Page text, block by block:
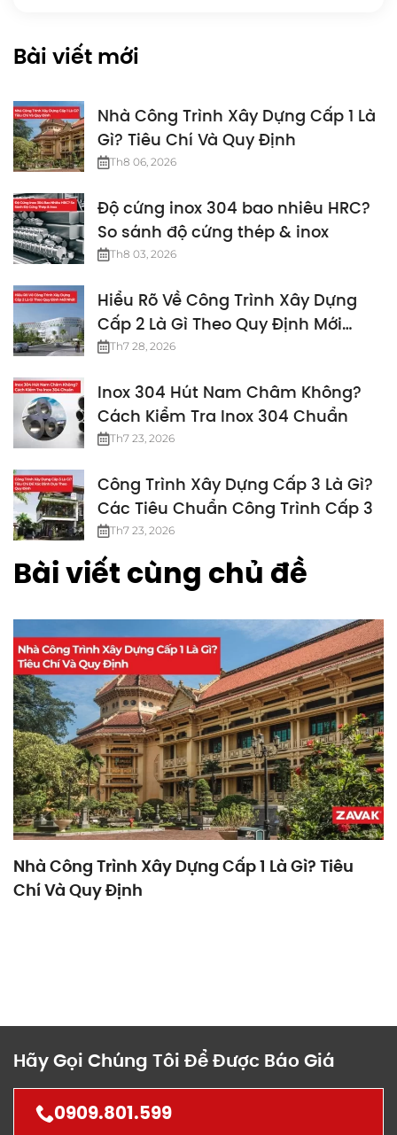
Bài viết mới
Nhà Công Trình Xây Dựng Cấp 1 Là
Gì? Tiêu Chí Và Quy Định
Th8 06, 2026
Độ cứng inox 304 bao nhiêu HRC?
So sánh độ cứng thép & inox
Th8 03, 2026
Hiểu Rõ Về Công Trình Xây Dựng
Cấp 2 Là Gì Theo Quy Định Mới
Nhất
Th7 28, 2026
Inox 304 Hút Nam Châm Không?
Cách Kiểm Tra Inox 304 Chuẩn
Th7 23, 2026
Công Trình Xây Dựng Cấp 3 Là Gì?
Các Tiêu Chuẩn Công Trình Cấp 3
Th7 23, 2026
Bài viết cùng chủ đề
Nhà Công Trình Xây Dựng Cấp 1 Là Gì? Tiêu
Chí Và Quy Định
Hãy Gọi Chúng Tôi Để Được Báo Giá
0909.801.599